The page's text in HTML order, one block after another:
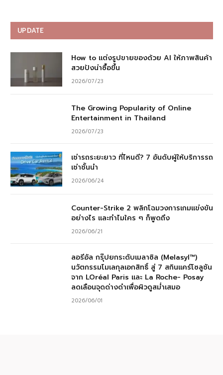
UPDATE
How to แต่งรูปขายของด้วย AI ให้ภาพสินค้า
สวยปังน่าซื้อขึ้น
2026/07/23
The Growing Popularity of Online
Entertainment in Thailand
2026/07/23
เช่ารถระยะยาว ที่ไหนดี? 7 อันดับผู้ให้บริการรถ
เช่าชั้นนำ
2026/06/24
Counter-Strike 2 พลิกโฉมวงการเกมแข่งขัน
อย่างไร และทำไมใคร ๆ ก็พูดถึง
2026/06/21
ลอรีอัล กรุ๊ปยกระดับเมลาซิล (Melasyl™)
นวัตกรรมโมเลกุลเอกสิทธิ์ สู่ 7 สกินแคร์โซลูชัน
จาก LOréal Paris และ La Roche- Posay
ลดเลือนจุดด่างดำเพื่อผิวดูสม่ำเสมอ
2026/06/01